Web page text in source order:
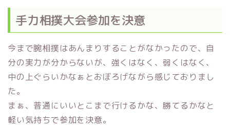
手力相撲大会参加を決意
今まで腕相撲はあんまりすることがなかったので、自
分の実力が分からないが、強くはなく、弱くはなく、
中の上ぐらいかなぁとおぼろげながら感じておりまし
た。
まぁ、普通にいいとこまで行けるかな、勝てるかなと
軽い気持ちで参加を決意。